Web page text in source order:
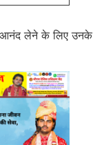
आनंद लेने के लिए उनके